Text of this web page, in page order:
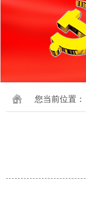
您当前位置：